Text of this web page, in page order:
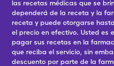
las recetas médicas que se
dependerá de la receta y la
receta y puede otorgarse
el precio en efectivo. Usted es
pagar sus recetas en la
que reciba el servicio, sin
descuento por parte de la